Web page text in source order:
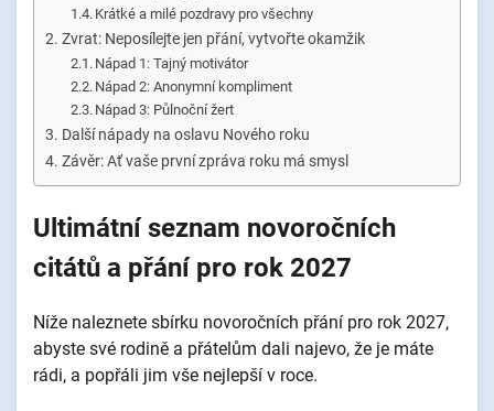
Krátké a milé pozdravy pro všechny
Zvrat: Neposílejte jen přání, vytvořte okamžik
Nápad 1: Tajný motivátor
Nápad 2: Anonymní kompliment
Nápad 3: Půlnoční žert
Další nápady na oslavu Nového roku
Závěr: Ať vaše první zpráva roku má smysl
Ultimátní seznam novoročních
citátů a přání pro rok 2027
Níže naleznete sbírku novoročních přání pro rok 2027,
abyste své rodině a přátelům dali najevo, že je máte
rádi, a popřáli jim vše nejlepší v roce.